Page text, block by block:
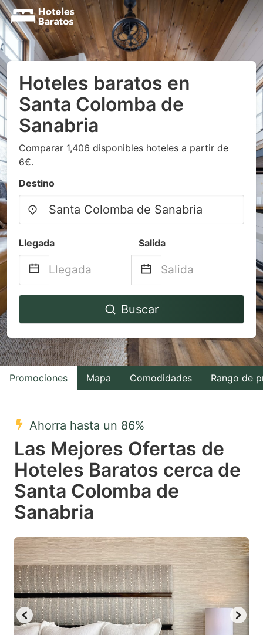
Hoteles baratos en
Santa Colomba de
Sanabria
Comparar 1,406 disponibles hoteles a partir de
6€.
Destino
Llegada Salida
Navigate
to
interact
with
the
select
a
date.
Press
the
question
mark
key
to
get
the
keyboard
Navigate
to
interact
with
the
a
date.
Press
mark
key
to
get
the
keyboard
Buscar
Promociones Mapa Comodidades Rango de
Ahorra hasta un 86%
Las Mejores Ofertas de
Hoteles Baratos cerca de
Santa Colomba de
Sanabria